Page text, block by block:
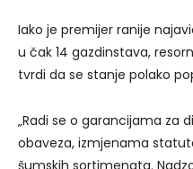
Iako je premijer ranije
u čak 14 gazdinstava,
tvrdi da se stanje polako
„Radi se o garancijama za
obaveza, izmjenama
šumskih sortimenata.